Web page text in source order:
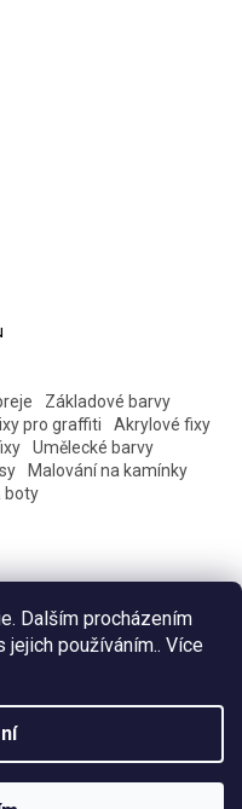
Dalším procházením
používáním.. Více
Základové barvy
pro graffiti
Akrylové fixy
Umělecké barvy
Malování na kamínky
boty